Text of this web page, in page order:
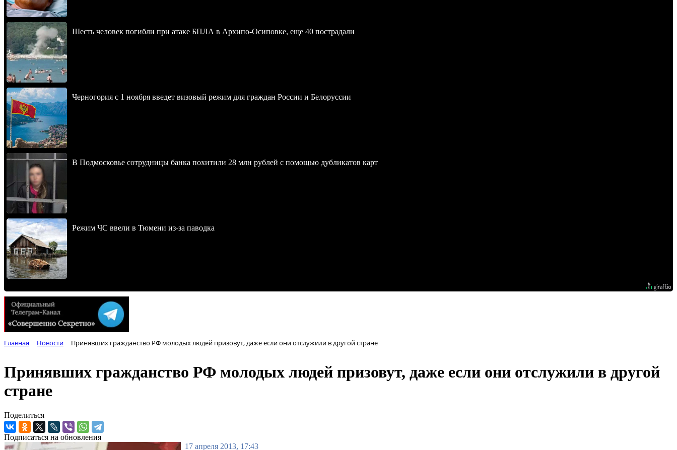
Шесть человек погибли при атаке БПЛА в Архипо-Осиповке, еще 40 пострадали
Черногория с 1 ноября введет визовый режим для граждан России и Белоруссии
В Подмосковье сотрудницы банка похитили 28 млн рублей с помощью дубликатов карт
Режим ЧС ввели в Тюмени из-за паводка
Главная Новости Принявших гражданство РФ молодых людей призовут, даже если они отслужили в другой стране
Принявших гражданство РФ молодых людей призовут, даже если они отслужили в другой
стране
Поделиться
Подписаться на обновления
17 апреля 2013, 17:43